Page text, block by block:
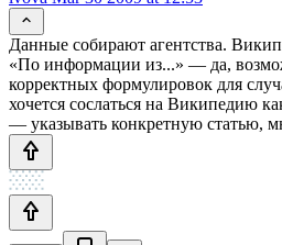
Данные собирают агентства.
«По информации из...» — да,
корректных формулировок для
хочется сослаться на Википедию
— указывать конкретную статью,